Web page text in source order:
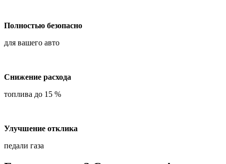
Полностью безопасно
для вашего авто
Снижение расхода
топлива до 15 %
Улучшение отклика
педали газа